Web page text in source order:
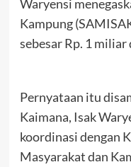
Waryensi
Kampung
sebesar Rp. 1 miliar
Pernyataan itu
Kaimana, Isak
koordinasi dengan
Masyarakat dan